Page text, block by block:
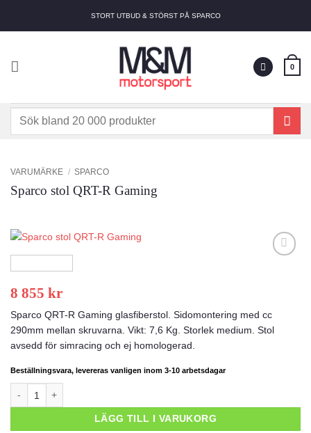
STORT UTBUD & STÖRST PÅ SPARCO
0
Sök
VARUMÄRKE / SPARCO
Sparco stol QRT-R Gaming
8 855 kr
Sparco QRT-R Gaming glasfiberstol. Sidomontering med cc
290mm mellan skruvarna. Vikt: 7,6 Kg. Storlek medium. Stol
avsedd för simracing och ej homologerad.
Beställningsvara, levereras vanligen inom 3-10 arbetsdagar
LÄGG TILL I VARUKORG